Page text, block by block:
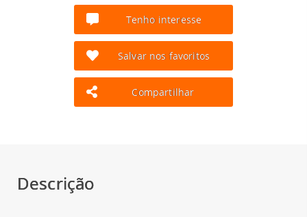
Tenho interesse
Salvar nos favoritos
Compartilhar
Descrição